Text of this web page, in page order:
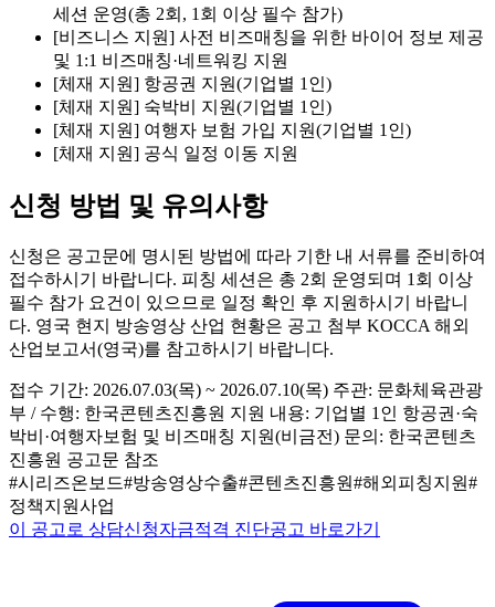
세션 운영(총 2회, 1회 이상 필수 참가)
[비즈니스 지원] 사전 비즈매칭을 위한 바이어 정보 제공
및 1:1 비즈매칭·네트워킹 지원
[체재 지원] 항공권 지원(기업별 1인)
[체재 지원] 숙박비 지원(기업별 1인)
[체재 지원] 여행자 보험 가입 지원(기업별 1인)
[체재 지원] 공식 일정 이동 지원
신청 방법 및 유의사항
신청은 공고문에 명시된 방법에 따라 기한 내 서류를 준비하여
접수하시기 바랍니다. 피칭 세션은 총 2회 운영되며 1회 이상
필수 참가 요건이 있으므로 일정 확인 후 지원하시기 바랍니
다. 영국 현지 방송영상 산업 현황은 공고 첨부 KOCCA 해외
산업보고서(영국)를 참고하시기 바랍니다.
접수 기간: 2026.07.03(목) ~ 2026.07.10(목) 주관: 문화체육관광
부 / 수행: 한국콘텐츠진흥원 지원 내용: 기업별 1인 항공권·숙
박비·여행자보험 및 비즈매칭 지원(비금전) 문의: 한국콘텐츠
진흥원 공고문 참조
#시리즈온보드#방송영상수출#콘텐츠진흥원#해외피칭지원#
정책지원사업
이 공고로 상담신청자금적격 진단공고 바로가기